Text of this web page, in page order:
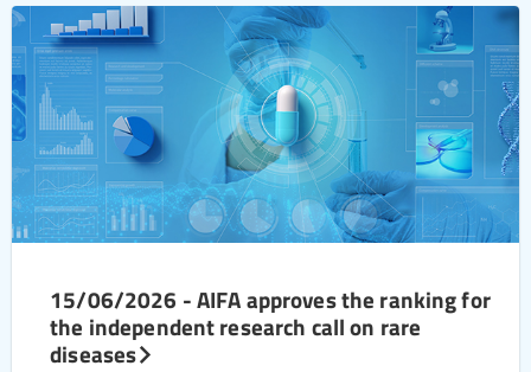
15/06/2026 - AIFA approves the ranking for
the independent research call on rare
diseases